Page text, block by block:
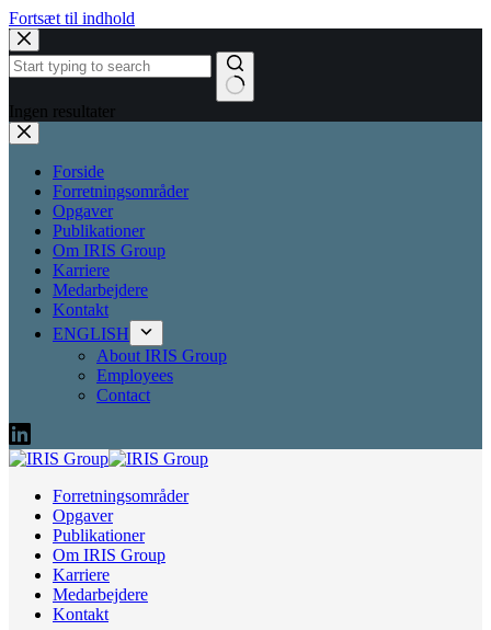
Fortsæt til indhold
Ingen resultater
Forside
Forretningsområder
Opgaver
Publikationer
Om IRIS Group
Karriere
Medarbejdere
Kontakt
ENGLISH
About IRIS Group
Employees
Contact
Forretningsområder
Opgaver
Publikationer
Om IRIS Group
Karriere
Medarbejdere
Kontakt